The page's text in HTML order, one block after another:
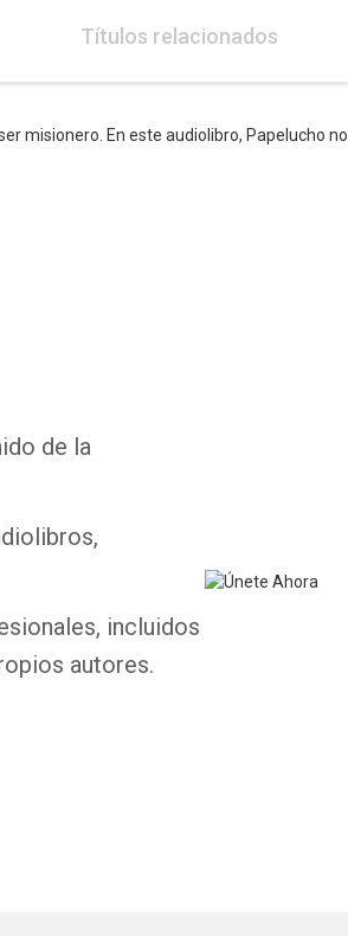
Títulos relacionados
misionero. En este audiolibro, Papelucho
de la
incluidos
autores.